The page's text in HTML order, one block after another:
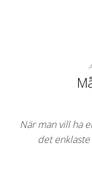
När man vill ha
det